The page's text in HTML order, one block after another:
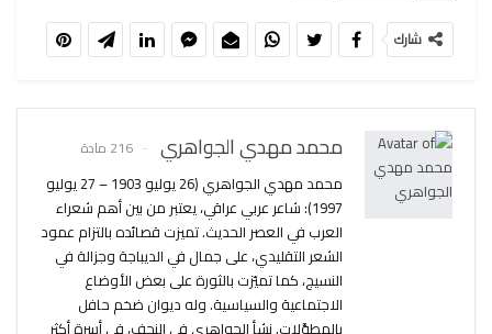
شارك
محمد مهدي الجواهري 216 مادة
محمد مهدي الجواهري (26 يوليو 1903 – 27 يوليو
1997): شاعر عربي عراقي، يعتبر من بين أهم شعراء
العرب في العصر الحديث. تميزت قصائده بالتزام عمود
الشعر التقليدي، على جمال في الديباجة وجزالة في
النسيج، كما تميّزت بالثورة على بعض الأوضاع
الاجتماعية والسياسية. وله ديوان ضخم حافل
بالمطوَّلات. نشأ الجواهري في النجف، في أسرة أكثر